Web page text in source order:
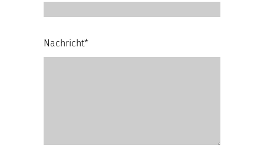
Nachricht*